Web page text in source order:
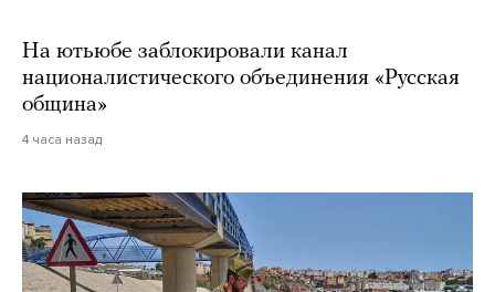
На ютьюбе заблокировали канал
националистического объединения «Русская
община»
4 часа назад